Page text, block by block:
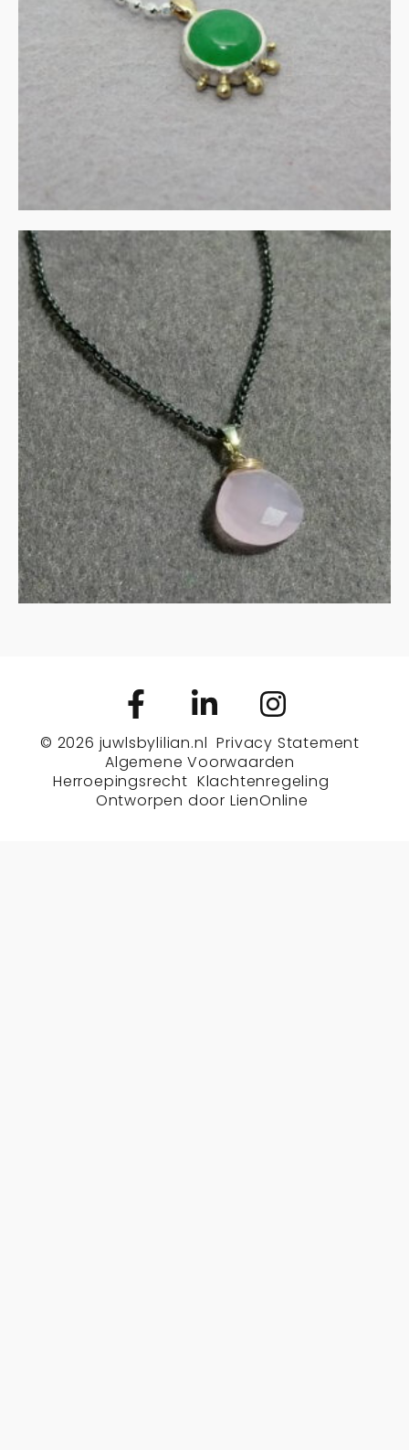
€135.00
IN WINKELMAND
Rozenkwarts in gezwart
zilver met goud
€135.00
IN WINKELMAND
© 2026 juwlsbylilian.nl Privacy Statement
Algemene Voorwaarden
Herroepingsrecht Klachtenregeling
Ontworpen door LienOnline